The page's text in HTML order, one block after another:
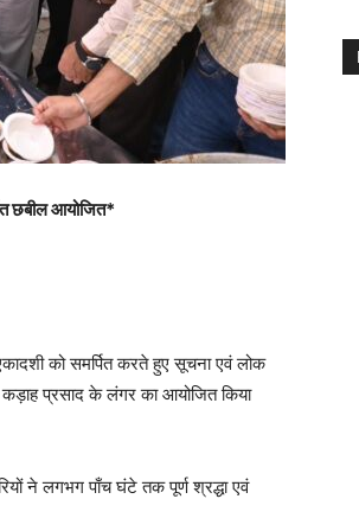
छबील आयोजित*
को समर्पित करते हुए सूचना एवं लोक
कड़ाह प्रसाद के लंगर का आयोजित किया
ने लगभग पाँच घंटे तक पूर्ण श्रद्धा एवं